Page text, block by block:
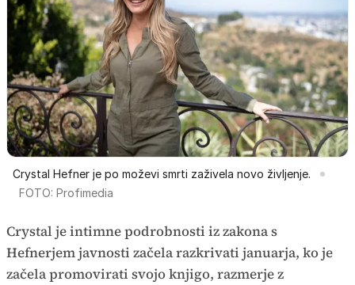
Crystal Hefner je po moževi smrti zaživela novo življenje.
FOTO: Profimedia
Crystal je intimne podrobnosti iz zakona s
Hefnerjem javnosti začela razkrivati januarja, ko je
začela promovirati svojo knjigo, razmerje z